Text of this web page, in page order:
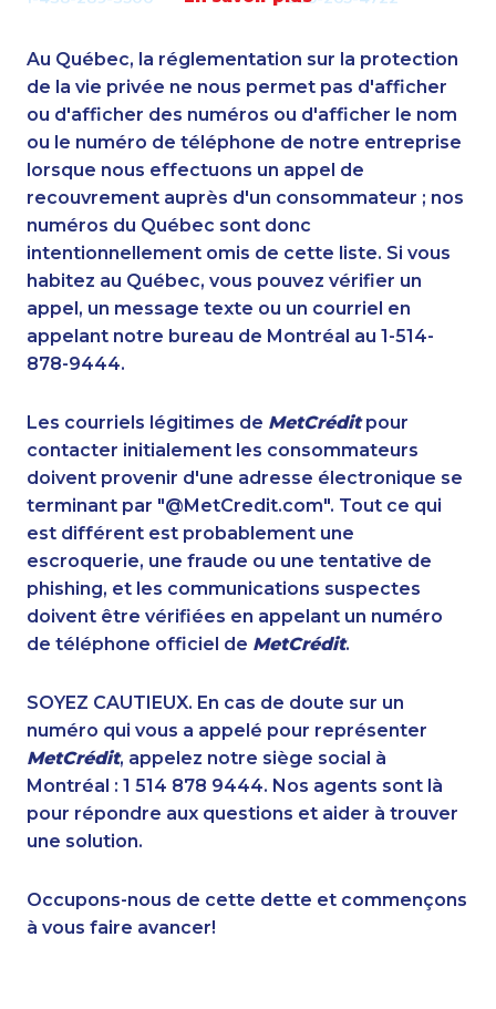
1-902-482-1302
1-587-319-2142
1-780-936-8217
1-587-316-3429
1-877-417-1759
1-780-420-2385
1-647-722-9514
1-888-862-6222
1-778-401-7222
1-778-663-5036
1-905-819-0432
1-587-318-0148
1-416-244-7901
1-418-478-1513
1-437-900-0335
1-888-797-7727
1-905-823-3587
1-778-401-2209
1-888-969-8961
1-647-494-3192
888-499-8196
1-902-482-3165
1-587-316-3392
1-902-482-9255
1-587-328-6532
1-778-662-5023
1-780-992-1127
1-647-503-3775
1-416-907-3028
1-438-230-2015
1-780-421-5103
1-778-401-2180
1-780-429-5063
1-778-589-5290
1-514-448-1286
1-902-201-9347
1-902-482-2176
1-855-969-8964
1-855-885-5449
1-506-300-4127
1-587-328-6577
1-855-401-5100
1-647-317-6683
1-587-328-6640
1-289-777-9444
1-437-900-0391
1-844-275-5101
Au Québec, la réglementation sur la protection
de la vie privée ne nous permet pas d'afficher
ou d'afficher des numéros ou d'afficher le nom
ou le numéro de téléphone de notre entreprise
lorsque nous effectuons un appel de
recouvrement auprès d'un consommateur ; nos
numéros du Québec sont donc
intentionnellement omis de cette liste. Si vous
habitez au Québec, vous pouvez vérifier un
appel, un message texte ou un courriel en
appelant notre bureau de Montréal au 1-514-
878-9444.
Les courriels légitimes de MetCréditpour
contacter initialement les consommateurs
doivent provenir d'une adresse électronique se
terminant par "@MetCredit.com". Tout ce qui
est différent est probablement une
escroquerie, une fraude ou une tentative de
phishing, et les communications suspectes
doivent être vérifiées en appelant un numéro
de téléphone officiel de MetCrédit.
SOYEZ CAUTIEUX. En cas de doute sur un
numéro qui vous a appelé pour représenter
MetCrédit, appelez notre siège social à
Montréal : 1 514 878 9444. Nos agents sont là
pour répondre aux questions et aider à trouver
une solution.
Occupons-nous de cette dette et commençons
à vous faire avancer!